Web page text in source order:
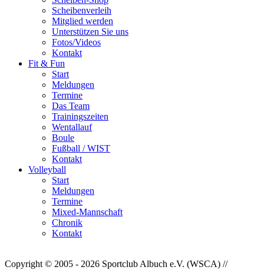
Scheibenverleih
Mitglied werden
Unterstützen Sie uns
Fotos/Videos
Kontakt
Fit & Fun
Start
Meldungen
Termine
Das Team
Trainingszeiten
Wentallauf
Boule
Fußball / WIST
Kontakt
Volleyball
Start
Meldungen
Termine
Mixed-Mannschaft
Chronik
Kontakt
Copyright © 2005 - 2026 Sportclub Albuch e.V. (WSCA) //